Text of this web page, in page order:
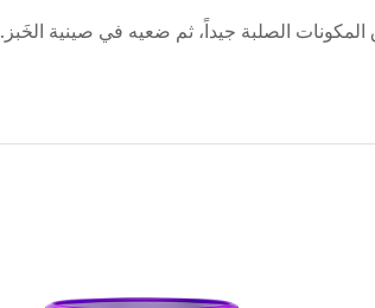
الصلبة جيداً، ثم ضعيه في صينية الخَبز.